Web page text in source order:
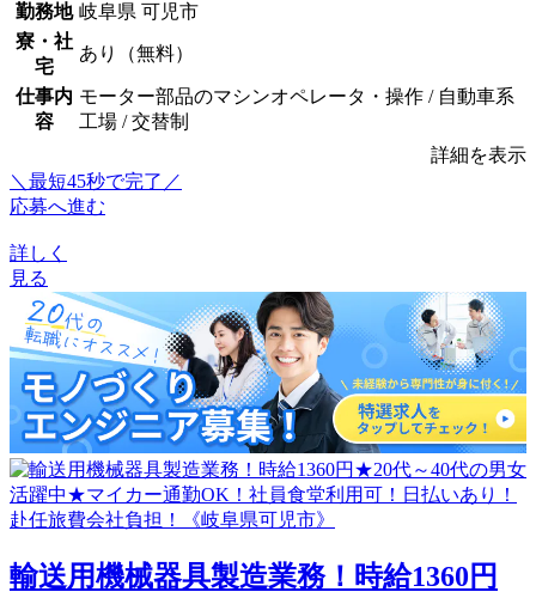
勤務地 岐阜県 可児市
寮・社
宅
あり（無料）
仕事内
容
モーター部品のマシンオペレータ・操作 / 自動車系
工場 / 交替制
詳細を表示
＼最短45秒で完了／
応募へ進む
詳しく
見る
輸送用機械器具製造業務！時給1360円